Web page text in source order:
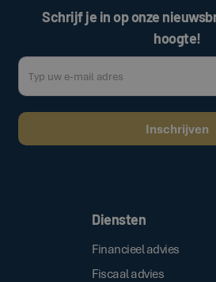
Schrijf je in op onze
hoogte!
Diensten
Financieel advies
Fiscaal advies